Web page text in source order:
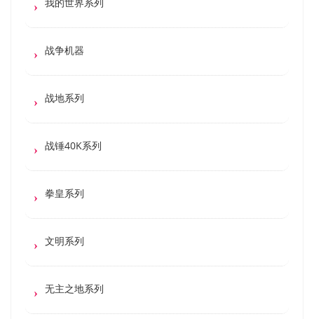
战争机器
战地系列
战锤40K系列
拳皇系列
文明系列
无主之地系列